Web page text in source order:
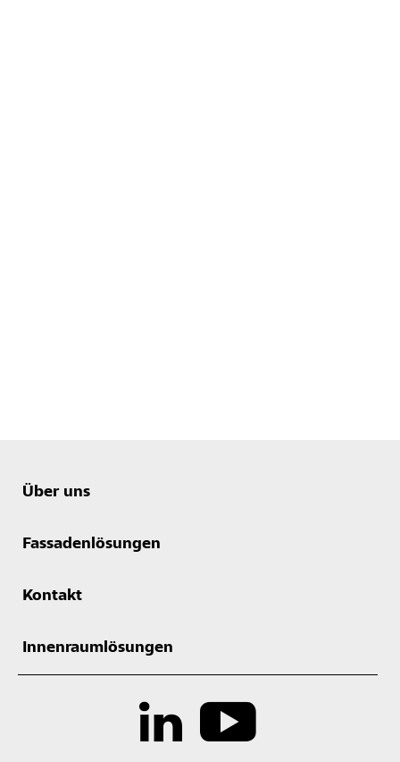
Über uns
Fassadenlösungen
Kontakt
Innenraumlösungen